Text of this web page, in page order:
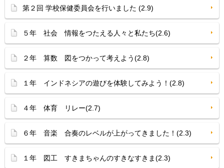
第２回 学校保健委員会を行いました (2.9)
５年 社会 情報をつたえる人々と私たち(2.6)
２年 算数 図をつかって考えよう(2.8)
１年 インドネシアの遊びを体験してみよう！(2.8)
４年 体育 リレー(2.7)
６年 音楽 合奏のレベルが上がってきました！(2.3)
１年 図工 すきまちゃんのすきなすきま(2.3)